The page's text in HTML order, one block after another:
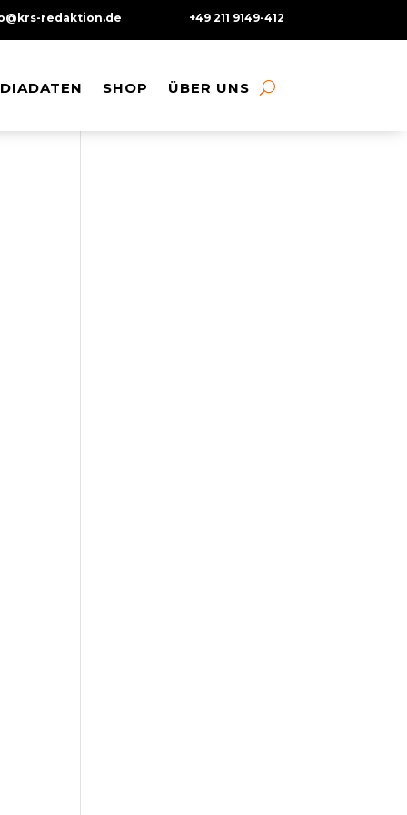
redaktion.de +49 211 9149-412
SHOP ÜBER UNS
SHOP ÜBER UNS